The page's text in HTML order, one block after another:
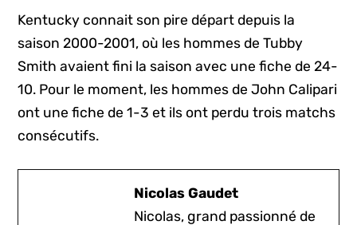
Kentucky connait son pire départ depuis la
saison 2000-2001, où les hommes de Tubby
Smith avaient fini la saison avec une fiche de 24-
10. Pour le moment, les hommes de John Calipari
ont une fiche de 1-3 et ils ont perdu trois matchs
consécutifs.
Nicolas Gaudet
Nicolas, grand passionné de